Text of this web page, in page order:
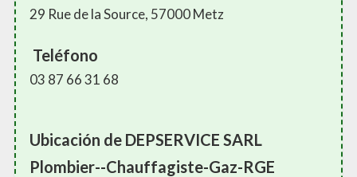
29 Rue de la Source, 57000 Metz
Teléfono
03 87 66 31 68
Ubicación de DEPSERVICE SARL
Plombier--Chauffagiste-Gaz-RGE